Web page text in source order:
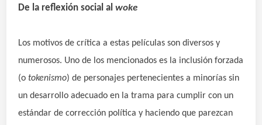
De la reflexión social alwoke
Los motivos de crítica a estas películas son diversos y
numerosos. Uno de los mencionados es la inclusión forzada
(otokenismo) de personajes pertenecientes a minorías sin
un desarrollo adecuado en la trama para cumplir con un
estándar de corrección política y haciendo que parezcan